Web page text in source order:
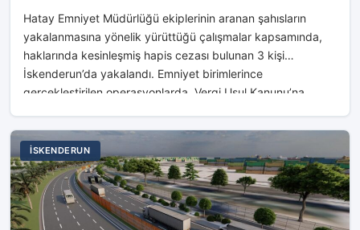
Hatay Emniyet Müdürlüğü ekiplerinin aranan şahısların
yakalanmasına yönelik yürüttüğü çalışmalar kapsamında,
haklarında kesinleşmiş hapis cezası bulunan 3 kişi
İskenderun’da yakalandı. Emniyet birimlerince
gerçekleştirilen operasyonlarda, Vergi Usul Kanunu’na
İSKENDERUN